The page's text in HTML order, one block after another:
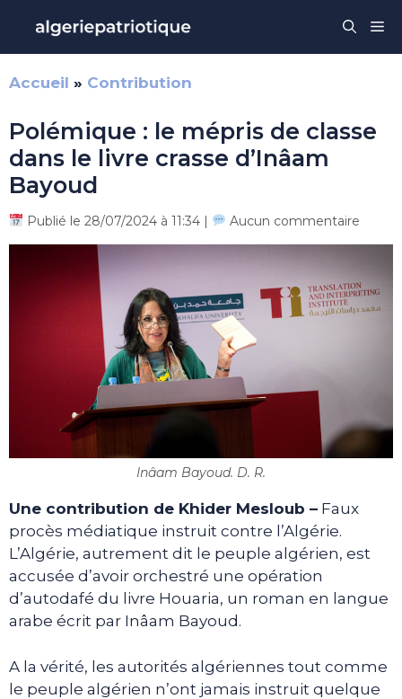
contenu
Accueil » Contribution
Polémique : le mépris de classe
dans le livre crasse d’Inâam
Bayoud
Publié le 28/07/2024 à 11:34 | Aucun commentaire
Inâam Bayoud. D. R.
Une contribution de Khider Mesloub – Faux
procès médiatique instruit contre l’Algérie.
L’Algérie, autrement dit le peuple algérien, est
accusée d’avoir orchestré une opération
d’autodafé du livre Houaria, un roman en langue
arabe écrit par Inâam Bayoud.
A la vérité, les autorités algériennes tout comme
le peuple algérien n’ont jamais instruit quelque